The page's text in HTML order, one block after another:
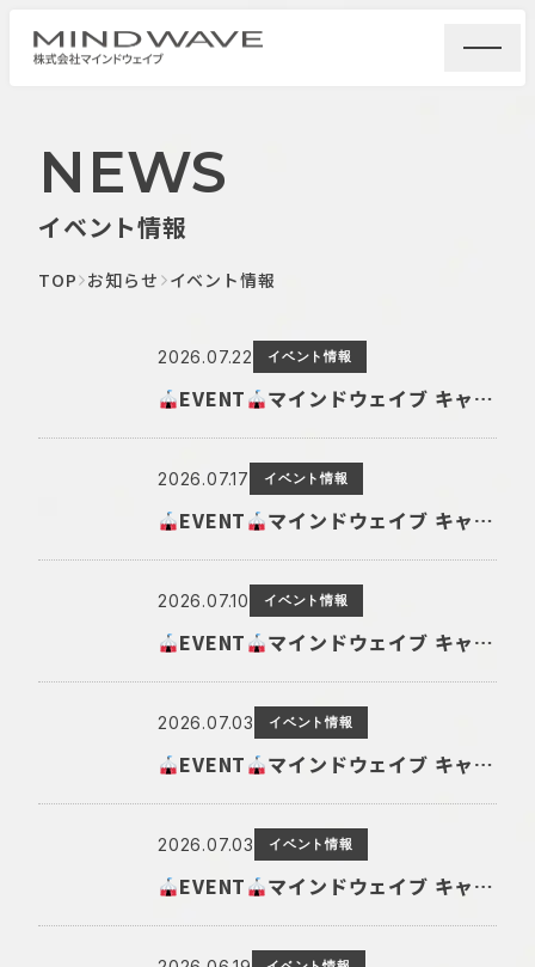
NEWS
イベント情報
TOP お知らせ イベント情報
2026.07.22 イベント情報
EVENT マインドウェイブ キャラクターショップ@ 京都ポルタ開催!
2026.07.17 イベント情報
EVENT マインドウェイブ キャラクターショップ@ 横浜ロフト開催!
2026.07.10 イベント情報
EVENT マインドウェイブ キャラクターショップ@吉祥寺ロフト 開催!
2026.07.03 イベント情報
EVENT マインドウェイブ キャラクターショップ@フタバ図書[ TSUTAYA TERA 広島府中店 ] 開催!
2026.07.03 イベント情報
EVENT マインドウェイブ キャラクターショップ@ 新潟ロフト開催!